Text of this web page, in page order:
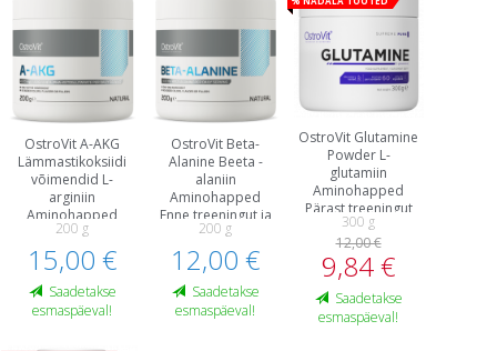
OstroVit A-AKG
Lämmastikoksiidi
võimendid L-
arginiin
Aminohapped
Enne treeningut ja
energiat
200 g
15,00 €
Saadetakse
esmaspäeval!
OstroVit Beta-
Alanine Beeta -
alaniin
Aminohapped
Enne treeningut ja
energiat
200 g
12,00 €
Saadetakse
esmaspäeval!
OstroVit Glutamine
Powder L-
glutamiin
Aminohapped
Pärast treeningut
ja taastumist
300 g
12,00 €
9,84 €
Saadetakse
esmaspäeval!